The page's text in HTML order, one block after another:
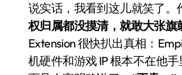
说实话，我看到这儿就笑了
权归属都没摸清，就敢大张旗
Extension 很快扒出真相：
机硬件和游戏 IP 根本不在他